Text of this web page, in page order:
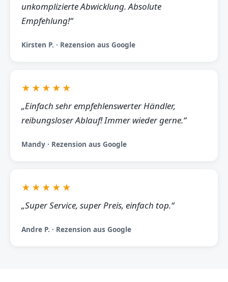
unkomplizierte Abwicklung. Absolute
Empfehlung!“
Kirsten P. · Rezension aus Google
★★★★★
„Einfach sehr empfehlenswerter Händler,
reibungsloser Ablauf! Immer wieder gerne.“
Mandy · Rezension aus Google
★★★★★
„Super Service, super Preis, einfach top.“
Andre P. · Rezension aus Google